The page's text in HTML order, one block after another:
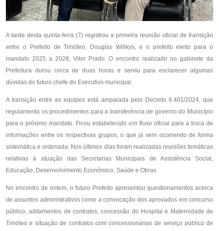
A tarde desta quinta-feira (7) registrou a primeira reunião oficial de transição
entre o Prefeito de Timóteo, Douglas Willkys, e o prefeito eleito para o
mandato 2025 a 2028, Vitor Prado. O encontro realizado no gabinete da
Prefeitura durou cerca de duas horas e serviu para esclarecer algumas
dúvidas do futuro chefe do Executivo municipal.
A transição entre as equipes está amparada pelo Decreto 6.401/2024, que
regulamenta os procedimentos para a transferência de governo do Município
para o próximo mandato. Ficou estabelecido um fluxo oficial para a troca de
informações entre os respectivas grupos, o que já vem ocorrendo de forma
sistemática e ordenada. Nos últimos dias foram realizadas reuniões temáticas
relativas à atuação das Secretarias Municipais de Assistência Social,
Educação, Desenvolvimento Econômico, Saúde e Obras.
No encontro de ontem, o futuro Prefeito apresentou questionamentos acerca
de assuntos administrativos como a convocação dos aprovados em concurso
público, aditamentos de contratos, concessão do Hospital e Maternidade de
Timóteo e situação de contratos com concessionárias de serviço público de